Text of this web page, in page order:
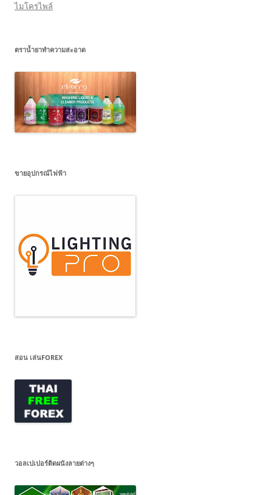
ไมโครไพล์
ตราน้ำยาทำความสะอาด
ขายอุปกรณ์ไฟฟ้า
สอน เล่นFOREX
วอลเปเปอร์ติดผนังลายต่างๆ